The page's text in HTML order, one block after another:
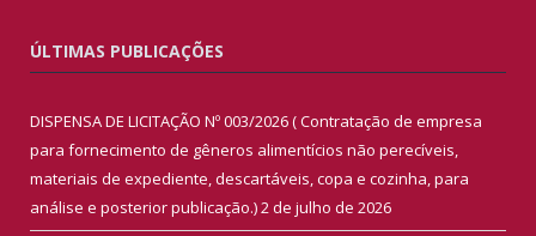
ÚLTIMAS PUBLICAÇÕES
DISPENSA DE LICITAÇÃO Nº 003/2026 ( Contratação de empresa
para fornecimento de gêneros alimentícios não perecíveis,
materiais de expediente, descartáveis, copa e cozinha, para
análise e posterior publicação.)2 de julho de 2026